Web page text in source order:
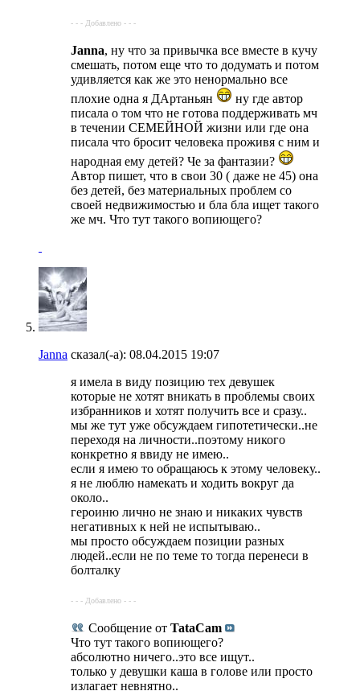
- - - Добавлено - - -
Janna, ну что за привычка все вместе в кучу
смешать, потом еще что то додумать и потом
удивляется как же это ненормально все
плохие одна я ДАртаньян
ну где автор
писала о том что не готова поддерживать мч
в течении СЕМЕЙНОЙ жизни или где она
писала что бросит человека проживя с ним и
народная ему детей? Че за фантазии?
Автор пишет, что в свои 30 ( даже не 45) она
без детей, без материальных проблем со
своей недвижимостью и бла бла ищет такого
же мч. Что тут такого вопиющего?
Janna сказал(-а): 08.04.2015 19:07
я имела в виду позицию тех девушек
которые не хотят вникать в проблемы своих
избранников и хотят получить все и сразу..
мы же тут уже обсуждаем гипотетически..не
переходя на личности..поэтому никого
конкретно я ввиду не имею..
если я имею то обращаюсь к этому человеку..
я не люблю намекать и ходить вокруг да
около..
героиню лично не знаю и никаких чувств
негативных к ней не испытываю..
мы просто обсуждаем позиции разных
людей..если не по теме то тогда перенеси в
болталку
- - - Добавлено - - -
Сообщение от TataCam
Что тут такого вопиющего?
абсолютно ничего..это все ищут..
только у девушки каша в голове или просто
излагает невнятно..